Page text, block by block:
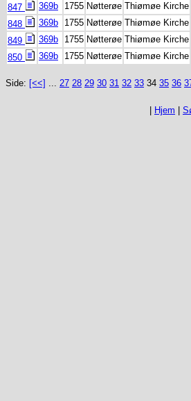
847
369b 1755 Nøtterøe Thiømøe Kirche
848
369b 1755 Nøtterøe Thiømøe Kirche
849
369b 1755 Nøtterøe Thiømøe Kirche
850
369b 1755 Nøtterøe Thiømøe Kirche
Side: [<<] ... 27 28 29 30 31 32 33 34 35 36
Hjem